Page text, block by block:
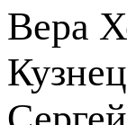
Вера